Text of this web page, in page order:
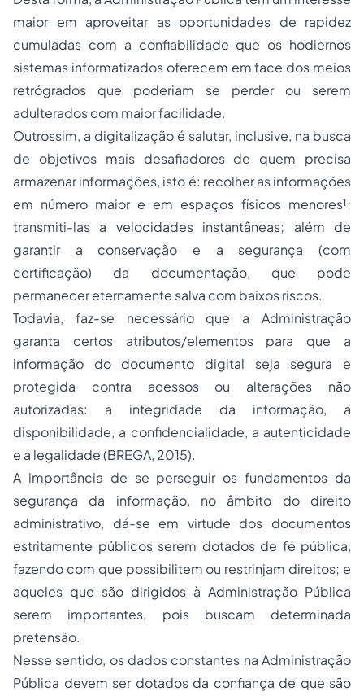
maior em aproveitar as oportunidades de rapidez
cumuladas com a confiabilidade que os hodiernos
sistemas informatizados oferecem em face dos meios
retrógrados que poderiam se perder ou serem
adulterados com maior facilidade.
Outrossim, a digitalização é salutar, inclusive, na busca
de objetivos mais desafiadores de quem precisa
armazenar informações, isto é: recolher as informações
em número maior e em espaços físicos menores¹;
transmiti-las a velocidades instantâneas; além de
garantir a conservação e a segurança (com
certificação) da documentação, que pode
permanecer eternamente salva com baixos riscos.
Todavia, faz-se necessário que a Administração
garanta certos atributos/elementos para que a
informação do documento digital seja segura e
protegida contra acessos ou alterações não
autorizadas: a integridade da informação, a
disponibilidade, a confidencialidade, a autenticidade
e a legalidade (BREGA, 2015).
A importância de se perseguir os fundamentos da
segurança da informação, no âmbito do direito
administrativo, dá-se em virtude dos documentos
estritamente públicos serem dotados de fé pública,
fazendo com que possibilitem ou restrinjam direitos; e
aqueles que são dirigidos à Administração Pública
serem importantes, pois buscam determinada
pretensão.
Nesse sentido, os dados constantes na Administração
Pública devem ser dotados da confiança de que são